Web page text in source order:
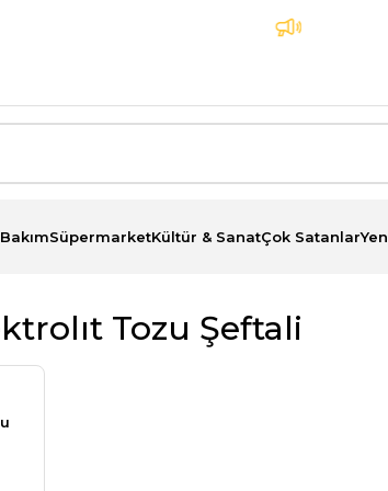
Fiyatına 3 Taksit İmkanı Aynı Gün
SüpermarketKültür & SanatÇok Satanlar
Tozu Şeftali